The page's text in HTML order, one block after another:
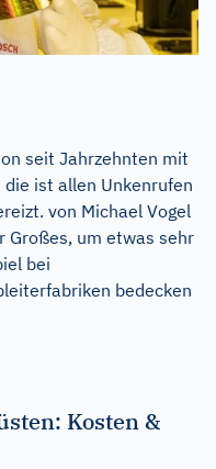
seit Jahrzehnten mit
ist allen Unkenrufen
von Michael Vogel
Großes, um etwas sehr
bei
bedecken
Kosten &